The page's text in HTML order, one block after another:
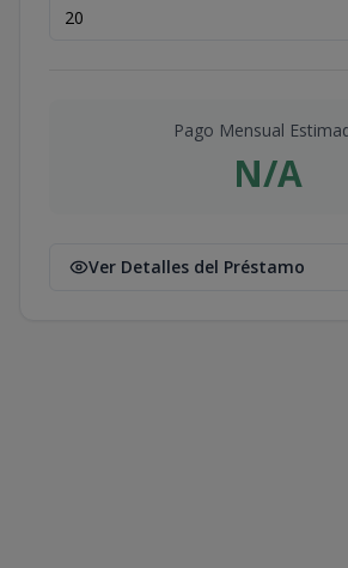
Pago Mensual
N/A
Ver Detalles del Préstamo